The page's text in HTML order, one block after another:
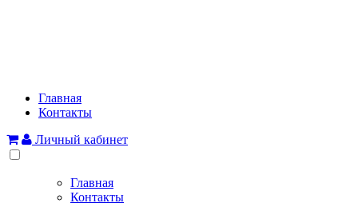
Главная
Контакты
Личный кабинет
Главная
Контакты